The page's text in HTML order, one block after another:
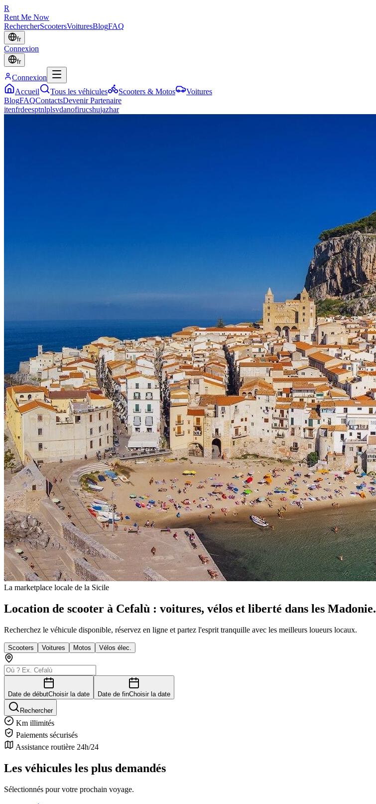
R
Rent Me Now
RechercherScootersVoituresBlogFAQ
fr
Connexion
fr
Connexion
Accueil
Tous les véhicules Scooters & Motos
Voitures
BlogFAQContactsDevenir Partenaire
itenfrdeesptnlplsvdanofirucshujazhar
La marketplace locale de la Sicile
Location de scooter à Cefalù : voitures, vélos et liberté dans les Madonie.
Recherchez le véhicule disponible, réservez en ligne et partez l'esprit tranquille avec les meilleurs loueurs locaux.
Scooters Voitures Motos Vélos élec.
Date de débutChoisir la date Date de finChoisir la date
Rechercher
Km illimités
Paiements sécurisés
Assistance routière 24h/24
Les véhicules les plus demandés
Sélectionnés pour votre prochain voyage.